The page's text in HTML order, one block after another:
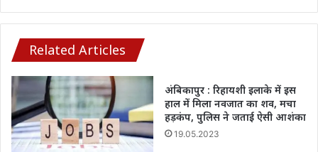
मार्ग
की
घटना....
Related Articles
अंबिकापुर : रिहायशी इलाके में इस
हाल में मिला नवजात का शव, मचा
हड़कंप, पुलिस ने जताई ऐसी आशंका
19.05.2023